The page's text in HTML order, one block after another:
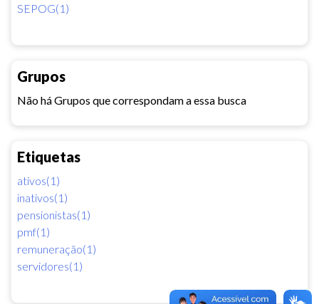
SEPOG(1)
Grupos
Não há Grupos que correspondam a essa busca
Etiquetas
ativos(1)
inativos(1)
pensionistas(1)
pmf(1)
remuneração(1)
servidores(1)